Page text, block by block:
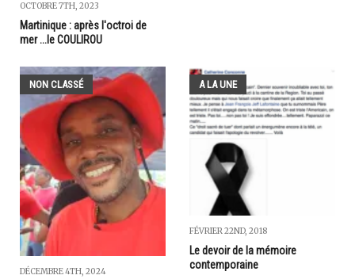
OCTOBRE 7TH, 2023
Martinique : après l'octroi de
mer ...le COULIROU
NON CLASSÉ
DÉCEMBRE 4TH, 2024
A LA UNE
FÉVRIER 22ND, 2018
Le devoir de la mémoire
contemporaine